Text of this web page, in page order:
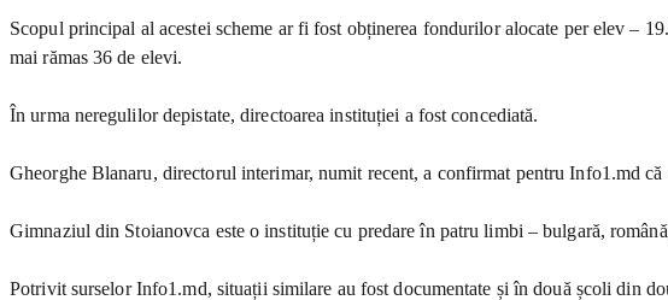
Scopul principal al acestei scheme ar fi fost obținerea fondurilor alocate per elev –
mai rămas 36 de elevi.
În urma neregulilor depistate, directoarea instituției a fost concediată.
Gheorghe Blanaru, directorul interimar, numit recent, a confirmat pentru Info1.md
Gimnaziul din Stoianovca este o instituție cu predare în patru limbi – bulgară,
Potrivit surselor Info1.md, situații similare au fost documentate și în două școli din